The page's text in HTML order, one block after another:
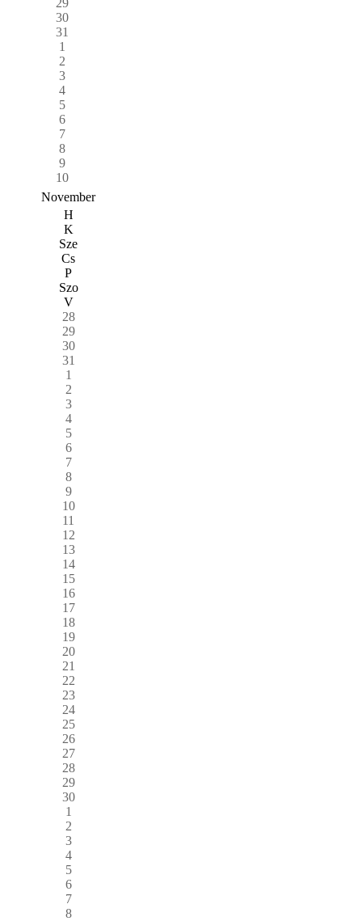
30
31
1
2
3
4
5
6
7
8
9
10
November
H
K
Sze
Cs
P
Szo
V
28
29
30
31
1
2
3
4
5
6
7
8
9
10
11
12
13
14
15
16
17
18
19
20
21
22
23
24
25
26
27
28
29
30
1
2
3
4
5
6
7
8